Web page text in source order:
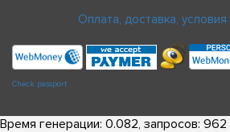
Оплата, доставка,
Check passport
Время генерации: 0.082, запросов: 962